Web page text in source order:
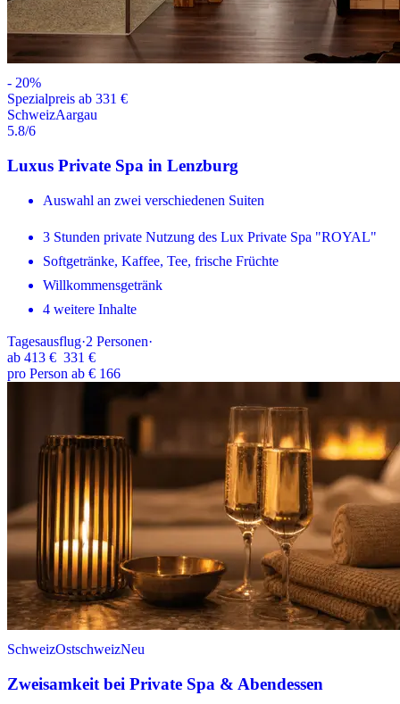
- 20%
Spezialpreis ab 331 €
SchweizAargau
5.8/6
Luxus Private Spa in Lenzburg
Auswahl an zwei verschiedenen Suiten
3 Stunden private Nutzung des Lux Private Spa "ROYAL"
Softgetränke, Kaffee, Tee, frische Früchte
Willkommensgetränk
4 weitere Inhalte
Tagesausflug·2 Personen·
ab 413 € 331 €
pro Person ab € 166
SchweizOstschweizNeu
Zweisamkeit bei Private Spa & Abendessen